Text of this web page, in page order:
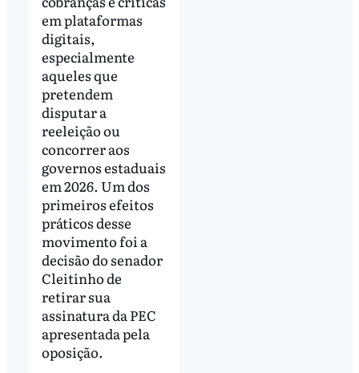
em plataformas
digitais,
especialmente
aqueles que
pretendem
disputar a
reeleição ou
concorrer aos
governos estaduais
em 2026. Um dos
primeiros efeitos
práticos desse
movimento foi a
decisão do senador
Cleitinho de
retirar sua
assinatura da PEC
apresentada pela
oposição.